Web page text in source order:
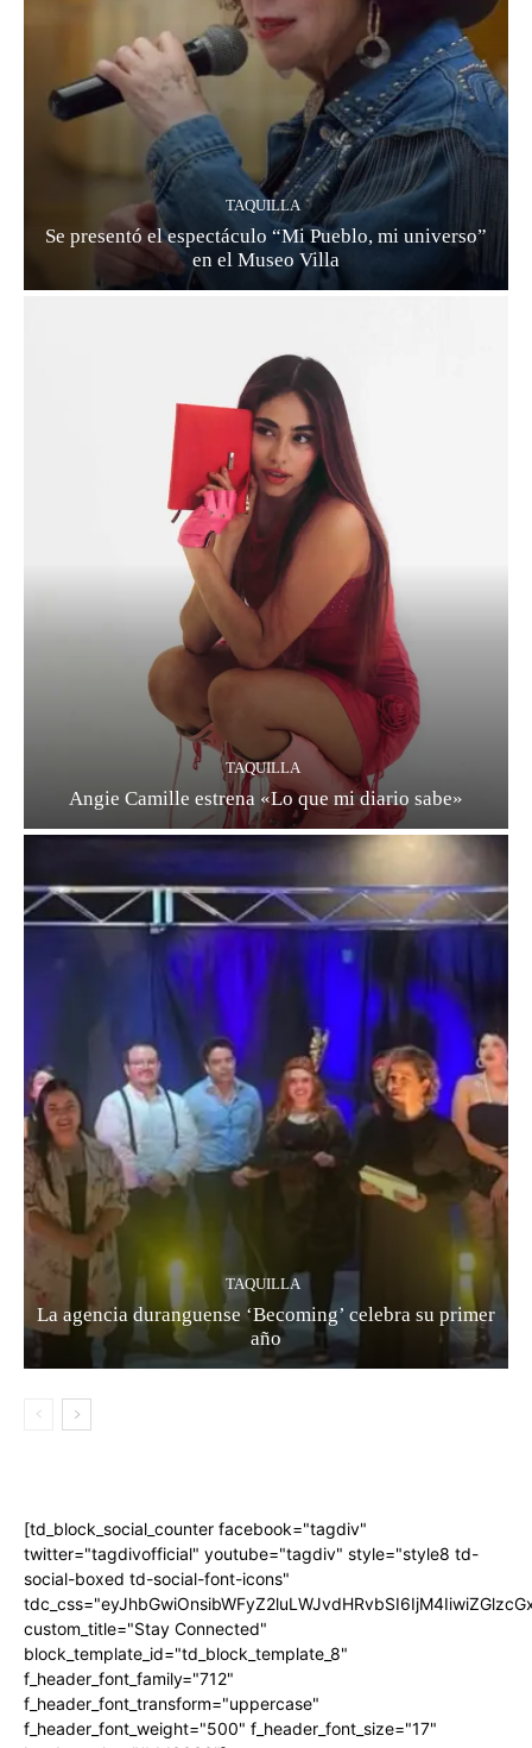
TAQUILLA
Se presentó el espectáculo “Mi Pueblo, mi universo”
en el Museo Villa
TAQUILLA
Angie Camille estrena «Lo que mi diario sabe»
TAQUILLA
La agencia duranguense ‘Becoming’ celebra su primer
año
[td_block_social_counter facebook="tagdiv"
twitter="tagdivofficial" youtube="tagdiv" style="style8 td-
social-boxed td-social-font-icons"
custom_title="Stay Connected"
block_template_id="td_block_template_8"
f_header_font_family="712"
f_header_font_transform="uppercase"
f_header_font_weight="500" f_header_font_size="17"